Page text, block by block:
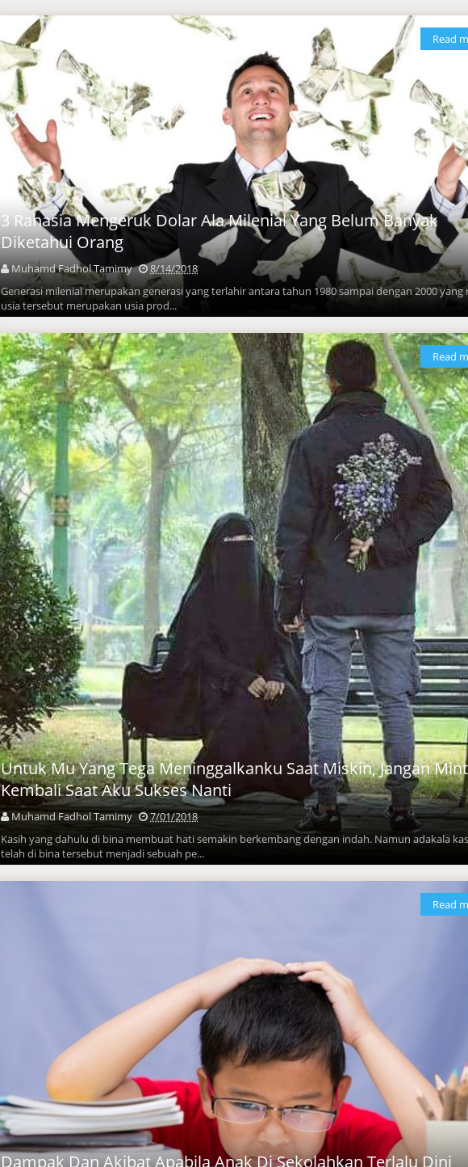
3 Rahasia Mengeruk Dolar Ala Milenial Yang Belum Banyak
Diketahui Orang
Muhamd Fadhol Tamimy
8/14/2018
Generasi milenial merupakan generasi yang terlahir antara tahun 1980 sampai dengan 2000 yang
usia tersebut merupakan usia prod...
Read
Untuk Mu Yang Tega Meninggalkanku Saat Miskin, Jangan
Kembali Saat Aku Sukses Nanti
Muhamd Fadhol Tamimy
7/01/2018
Kasih yang dahulu di bina membuat hati semakin berkembang dengan indah. Namun adakala
telah di bina tersebut menjadi sebuah pe...
Read
Dampak Dan Akibat Apabila Anak Di Sekolahkan Terlalu Dini
Read